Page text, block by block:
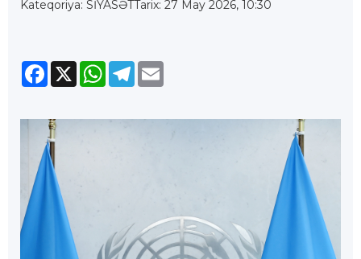
Kateqoriya: SİYASƏTTarix: 27 May 2026, 10:30
Facebook
X WhatsApp
Telegram